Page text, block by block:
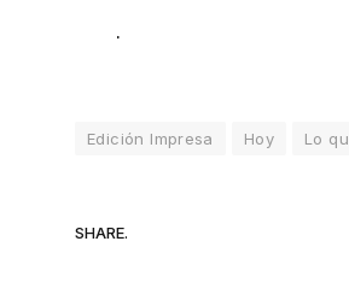
.
Edición Impresa Hoy Lo
SHARE.